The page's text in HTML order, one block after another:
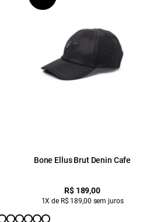
Bone Ellus Brut Denin Cafe
R$ 189,00
1X de R$ 189,00 sem juros